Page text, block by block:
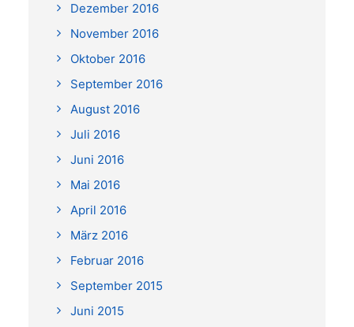
Dezember 2016
November 2016
Oktober 2016
September 2016
August 2016
Juli 2016
Juni 2016
Mai 2016
April 2016
März 2016
Februar 2016
September 2015
Juni 2015